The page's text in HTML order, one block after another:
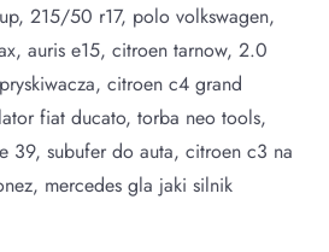
215/50 r17, polo volkswagen,
auris e15, citroen tarnow, 2.0
citroen c4 grand
fiat ducato, torba neo tools,
39, subufer do auta, citroen c3 na
mercedes gla jaki silnik